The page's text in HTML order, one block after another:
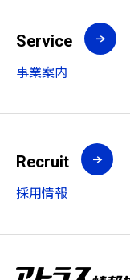
Service
事業案内
Recruit
採用情報